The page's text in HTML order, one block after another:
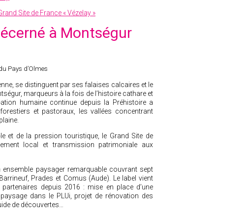
Site de France « Vézelay »
à Montségur
Pays d’Olmes
se distinguent par ses falaises calcaires et le
marqueurs à la fois de l’histoire cathare et
humaine continue depuis la Préhistoire a
et pastoraux, les vallées concentrant
et de la pression touristique, le Grand Site de
local et transmission patrimoniale aux
ensemble paysager remarquable couvrant sept
Prades et Comus (Aude). Le label vient
depuis 2016 : mise en place d’une
dans le PLUi, projet de rénovation des
de découvertes…